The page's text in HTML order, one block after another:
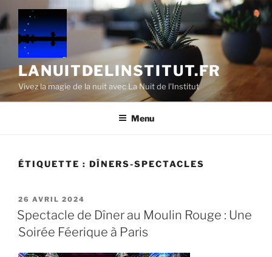
Aller
au
contenu
principal
LANUITDELINSTITUT.FR
Vivez la magie de la nuit avec La Nuit de l'Institut
Menu
ÉTIQUETTE : DÎNERS-SPECTACLES
PUBLIÉ
LE
26 AVRIL 2024
Spectacle de Dîner au Moulin Rouge : Une
Soirée Féerique à Paris